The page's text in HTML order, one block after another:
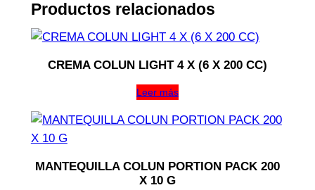
Productos relacionados
CREMA COLUN LIGHT 4 X (6 X 200 CC)
Leer más
MANTEQUILLA COLUN PORTION PACK 200
X 10 G